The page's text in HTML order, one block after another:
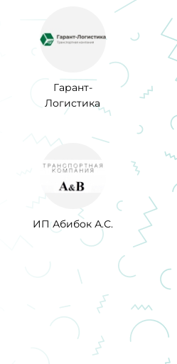
Гарант-
Логистика
ИП Абибок А.С.